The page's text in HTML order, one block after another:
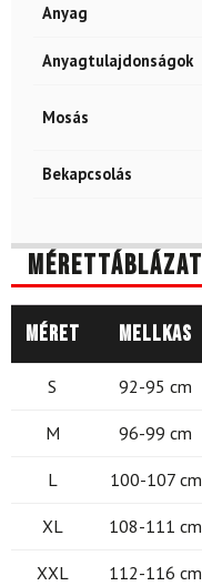
Anyag
Anyagtulajdonságok
Mosás
Bekapcsolás
Mérettáblázat
Méret Mellkas
S 92-95 cm
M 96-99 cm
L 100-107 cm
XL 108-111 cm
XXL 112-116 cm